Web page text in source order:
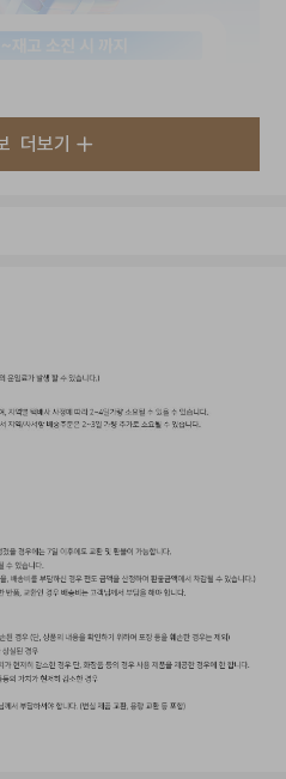
제 금액별 이벤트 ▲
는 사은품 증정 이벤트!
비한 사은품 이벤트
마세요!
더보기